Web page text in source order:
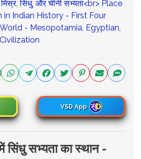
VSD App
सिंधु सभ्यता का स्थान -